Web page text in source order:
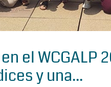
el WCGALP
y una...